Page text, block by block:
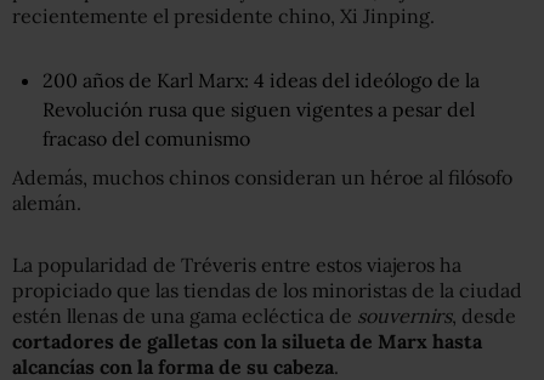
recientemente el presidente chino, Xi Jinping.
200 años de Karl Marx: 4 ideas del ideólogo de la
Revolución rusa que siguen vigentes a pesar del
fracaso del comunismo
Además, muchos chinos consideran un héroe al filósofo
alemán.
La popularidad de Tréveris entre estos viajeros ha
propiciado que las tiendas de los minoristas de la ciudad
estén llenas de una gama ecléctica de souvernirs, desde
cortadores de galletas con la silueta de Marx hasta
alcancías con la forma de su cabeza.